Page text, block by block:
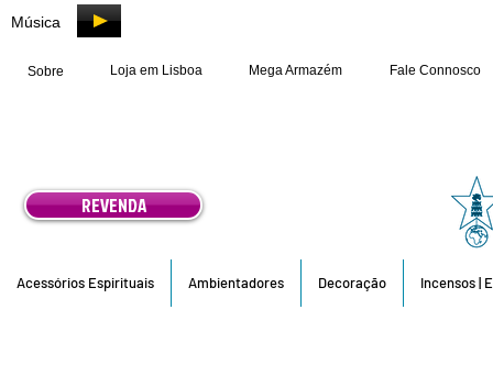
Música
Sobre Loja em Lisboa Mega Armazém Fale Connosco
REVENDA
Acessórios Espirituais Ambientadores Decoração Incensos |